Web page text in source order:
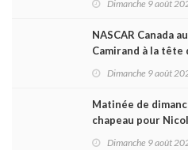
Dimanche 9 août
NASCAR Canada
Camirand à la
Dimanche 9 août
Matinée de
chapeau pour
Dimanche 9 août